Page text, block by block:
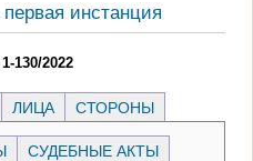
инстанция
130/2022
ЛИЦА СТОРОНЫ
СУДЕБНЫЕ АКТЫ